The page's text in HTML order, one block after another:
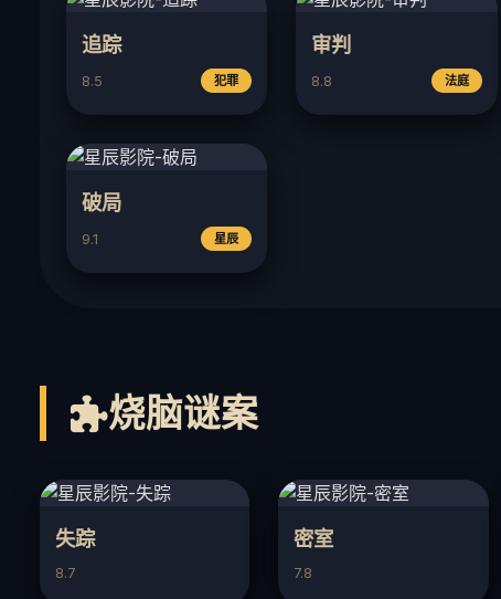
追踪
8.5 犯罪
审判
8.8 法庭
破局
9.1 星辰
烧脑谜案
失踪
8.7
密室
7.8